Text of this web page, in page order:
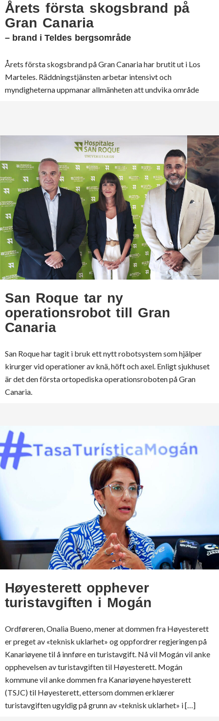
Årets första skogsbrand på
Gran Canaria
– brand i Teldes bergsområde
Årets första skogsbrand på Gran Canaria har brutit ut i Los
Marteles. Räddningstjänsten arbetar intensivt och
myndigheterna uppmanar allmänheten att undvika område
San Roque tar ny
operationsrobot till Gran
Canaria
San Roque har tagit i bruk ett nytt robotsystem som hjälper
kirurger vid operationer av knä, höft och axel. Enligt sjukhuset
är det den första ortopediska operationsroboten på Gran
Canaria.
Høyesterett opphever
turistavgiften i Mogán
Ordføreren, Onalia Bueno, mener at dommen fra Høyesterett
er preget av «teknisk uklarhet» og oppfordrer regjeringen på
Kanariøyene til å innføre en turistavgift. Nå vil Mogán vil anke
opphevelsen av turistavgiften til Høyesterett. Mogán
kommune vil anke dommen fra Kanariøyene høyesterett
(TSJC) til Høyesterett, ettersom dommen erklærer
turistavgiften ugyldig på grunn av «teknisk uklarhet» i […]